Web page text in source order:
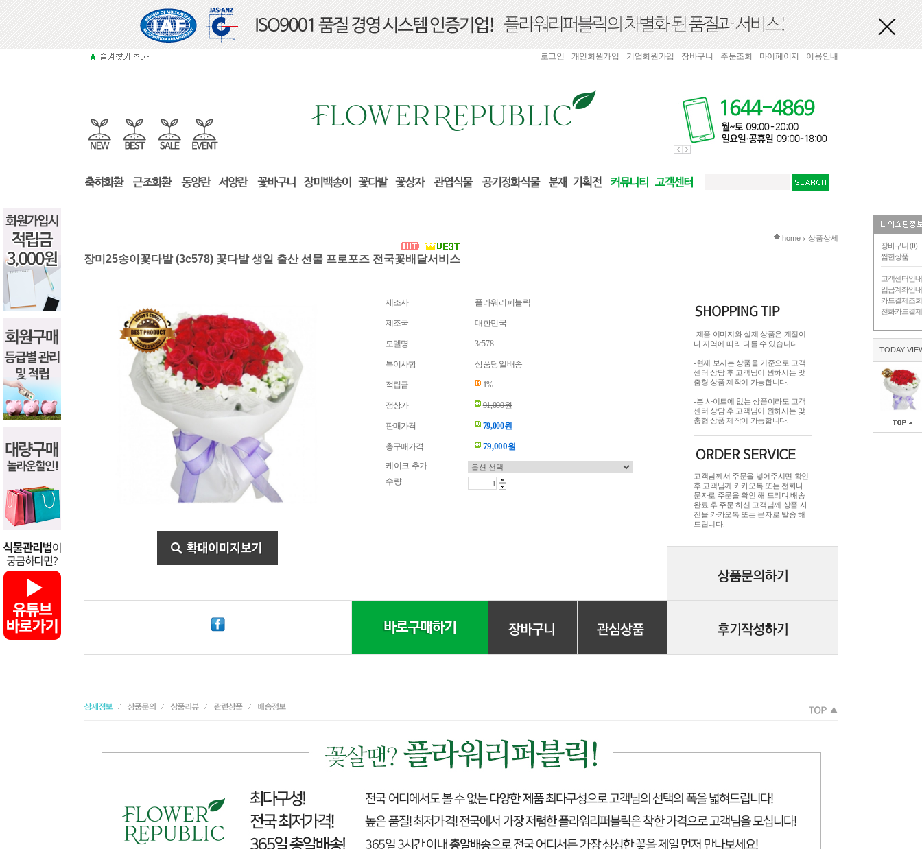
장바구니 (0)
찜한상품
고객센터안내
입금계좌안내
카드결제조회
전화카드결제
TODAY
로그인 개인회원가입 기업회원가입 장바구니 주문조회 마이페이지 이용안내
현재 위치
home > 상품상세
장미25송이꽃다발 (3c578) 꽃다발 생일 출산 선물 프로포즈 전국꽃배달서비스
제조사 플라워리퍼블릭
제조국 대한민국
모델명 3c578
특이사항 상품당일배송
적립금 1%
정상가 91,000원
판매가격 79,000원
총구매가격 79,000원
케이크 추가
수량
-제품 이미지와 실제 상품은 계절이
나 지역에 따라 다를 수 있습니다.
-현재 보시는 상품을 기준으로 고객
센터 상담 후 고객님이 원하시는 맞
춤형 상품 제작이 가능합니다.
-본 사이트에 없는 상품이라도 고객
센터 상담 후 고객님이 원하시는 맞
춤형 상품 제작이 가능합니다.
고객님께서 주문을 넣어주시면 확인
후 고객님께 카카오톡 또는 전화나
문자로 주문을 확인 해 드리며.배송
완료 후 주문 하신 고객님께 상품 사
진을 카카오톡 또는 문자로 발송 해
드립니다.